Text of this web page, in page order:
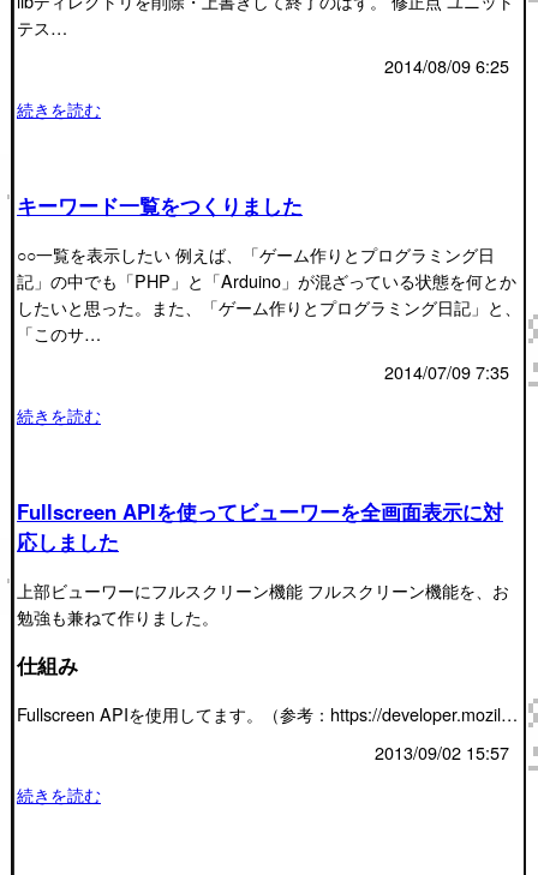
テス…
2014/08/09 6:25
続きを読む
キーワード一覧をつくりました
○○一覧を表示したい 例えば、「ゲーム作りとプログラミング日
記」の中でも「PHP」と「Arduino」が混ざっている状態を何とか
したいと思った。また、「ゲーム作りとプログラミング日記」と、
「このサ…
2014/07/09 7:35
続きを読む
Fullscreen APIを使ってビューワーを全画面表示に対
応しました
上部ビューワーにフルスクリーン機能 フルスクリーン機能を、お
勉強も兼ねて作りました。
仕組み
Fullscreen APIを使用してます。（参考：https://developer.mozil…
2013/09/02 15:57
続きを読む